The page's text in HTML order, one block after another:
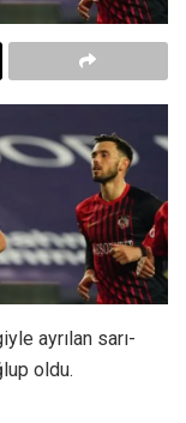
ayrılan sarı-
oldu.